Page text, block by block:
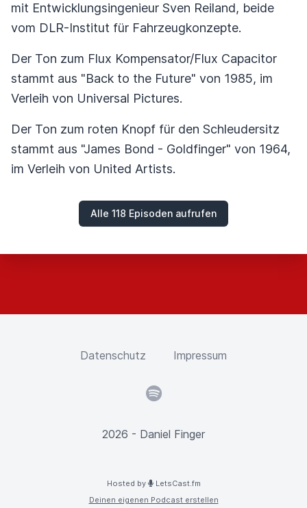
mit Entwicklungsingenieur Sven Reiland, beide
vom DLR-Institut für Fahrzeugkonzepte.
Der Ton zum Flux Kompensator/Flux Capacitor
stammt aus "Back to the Future" von 1985, im
Verleih von Universal Pictures.
Der Ton zum roten Knopf für den Schleudersitz
stammt aus "James Bond - Goldfinger" von 1964,
im Verleih von United Artists.
Alle 118 Episoden aufrufen
Datenschutz Impressum
Spotify
2026 - Daniel Finger
Hosted by
LetsCast.fm
Deinen eigenen Podcast erstellen